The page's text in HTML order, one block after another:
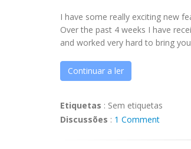
I have some really exciting new
Over the past 4 weeks I have
and worked very hard to bring
Continuar a ler
Etiquetas : Sem etiquetas
Discussões : 1 Comment